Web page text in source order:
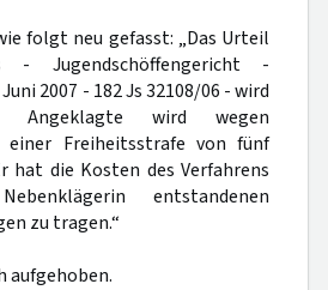
folgt neu gefasst: „Das Urteil
- Jugendschöffengericht -
2007 - 182 Js 32108/06 - wird
Angeklagte wird wegen
einer Freiheitsstrafe von fünf
hat die Kosten des Verfahrens
entstandenen
zu tragen.“
aufgehoben.